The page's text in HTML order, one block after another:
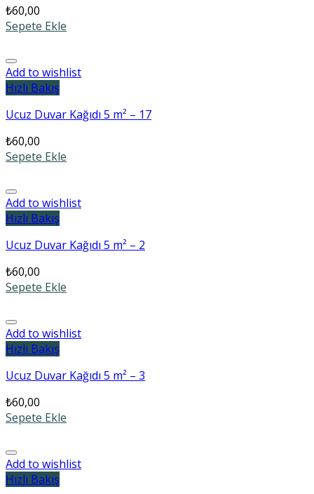
₺60,00
Sepete Ekle
Add to wishlist
Hızlı Bakış
Ucuz Duvar Kağıdı 5 m² – 17
₺60,00
Sepete Ekle
Add to wishlist
Hızlı Bakış
Ucuz Duvar Kağıdı 5 m² – 2
₺60,00
Sepete Ekle
Add to wishlist
Hızlı Bakış
Ucuz Duvar Kağıdı 5 m² – 3
₺60,00
Sepete Ekle
Add to wishlist
Hızlı Bakış